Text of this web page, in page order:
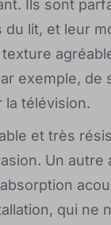
Ils sont
du lit, et leur
exemple, de
la télévision.
et très
Un autre
qui ne